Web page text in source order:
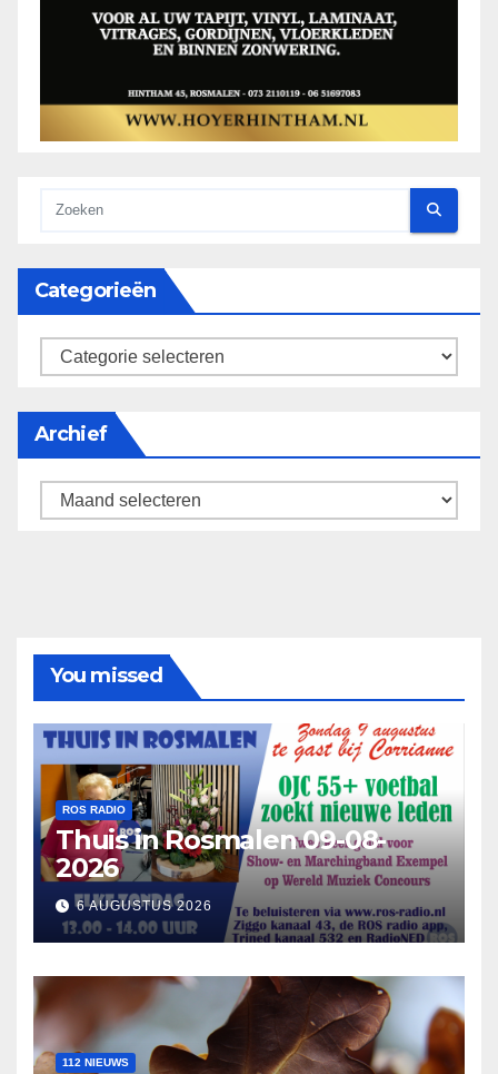
Categorieën
categorieën
Archief
Archief
You missed
ROS RADIO
Thuis in Rosmalen 09-08-
2026
6 AUGUSTUS 2026
112 NIEUWS